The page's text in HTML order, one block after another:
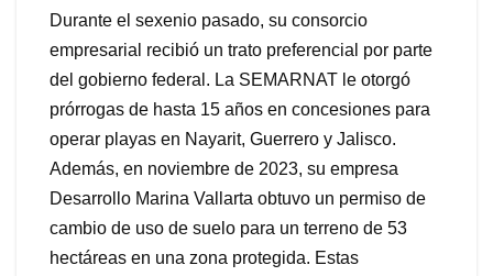
Durante el sexenio pasado, su consorcio
empresarial recibió un trato preferencial por parte
del gobierno federal. La SEMARNAT le otorgó
prórrogas de hasta 15 años en concesiones para
operar playas en Nayarit, Guerrero y Jalisco.
Además, en noviembre de 2023, su empresa
Desarrollo Marina Vallarta obtuvo un permiso de
cambio de uso de suelo para un terreno de 53
hectáreas en una zona protegida. Estas